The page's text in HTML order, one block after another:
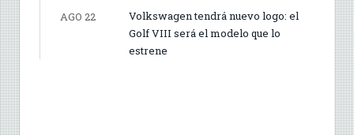
AGO 22
Volkswagen tendrá nuevo logo: el
Golf VIII será el modelo que lo
estrene